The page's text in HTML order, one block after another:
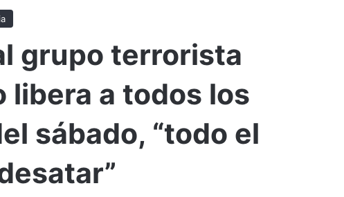
grupo terrorista
libera a todos los
sábado, “todo el